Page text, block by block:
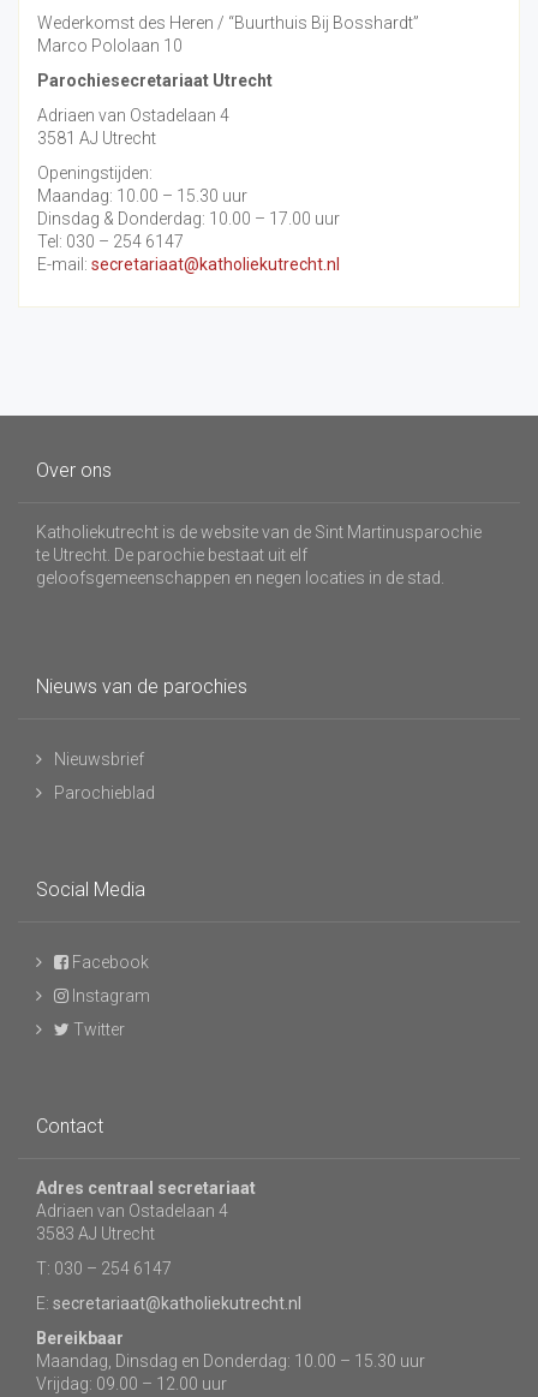
Wederkomst des Heren / “Buurthuis Bij Bosshardt”
Marco Pololaan 10
Parochiesecretariaat Utrecht
Adriaen van Ostadelaan 4
3581 AJ Utrecht
Openingstijden:
Maandag: 10.00 – 15.30 uur
Dinsdag & Donderdag: 10.00 – 17.00 uur
Tel: 030 – 254 6147
E-mail: secretariaat@katholiekutrecht.nl
Over ons
Katholiekutrecht is de website van de Sint Martinusparochie
te Utrecht. De parochie bestaat uit elf
geloofsgemeenschappen en negen locaties in de stad.
Nieuws van de parochies
Nieuwsbrief
Parochieblad
Social Media
Facebook
Instagram
Twitter
Contact
Adres centraal secretariaat
Adriaen van Ostadelaan 4
3583 AJ Utrecht
T: 030 – 254 6147
E: secretariaat@katholiekutrecht.nl
Bereikbaar
Maandag, Dinsdag en Donderdag: 10.00 – 15.30 uur
Vrijdag: 09.00 – 12.00 uur